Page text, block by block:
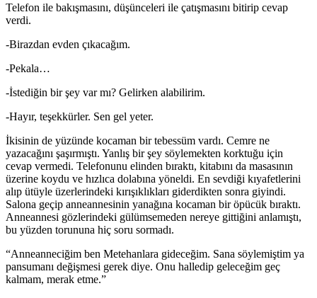
Telefon ile bakışmasını, düşünceleri ile çatışmasını bitirip cevap
verdi.
-Birazdan evden çıkacağım.
-Pekala…
-İstediğin bir şey var mı? Gelirken alabilirim.
-Hayır, teşekkürler. Sen gel yeter.
İkisinin de yüzünde kocaman bir tebessüm vardı. Cemre ne
yazacağını şaşırmıştı. Yanlış bir şey söylemekten korktuğu için
cevap vermedi. Telefonunu elinden bıraktı, kitabını da masasının
üzerine koydu ve hızlıca dolabına yöneldi. En sevdiği kıyafetlerini
alıp ütüyle üzerlerindeki kırışıklıkları giderdikten sonra giyindi.
Salona geçip anneannesinin yanağına kocaman bir öpücük bıraktı.
Anneannesi gözlerindeki gülümsemeden nereye gittiğini anlamıştı,
bu yüzden torununa hiç soru sormadı.
“Anneanneciğim ben Metehanlara gideceğim. Sana söylemiştim ya
pansumanı değişmesi gerek diye. Onu halledip geleceğim geç
kalmam, merak etme.”